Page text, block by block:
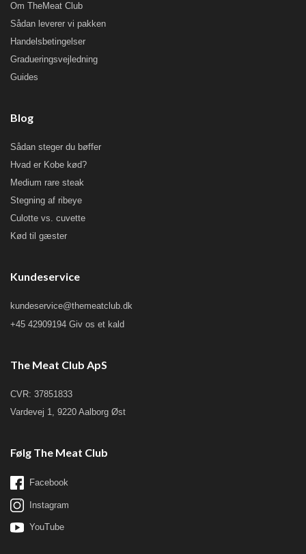
Om TheMeat Club
Sådan leverer vi pakken
Handelsbetingelser
Gradueringsvejledning
Guides
Blog
Sådan steger du bøffer
Hvad er Kobe kød?
Medium rare steak
Stegning af ribeye
Culotte vs. cuvette
Kød til gæster
Kundeservice
kundeservice@themeatclub.dk
+45 42909194 Giv os et kald
The Meat Club ApS
CVR: 37851833
Vardevej 1, 9220 Aalborg Øst
Følg The Meat Club
Facebook
Instagram
YouTube